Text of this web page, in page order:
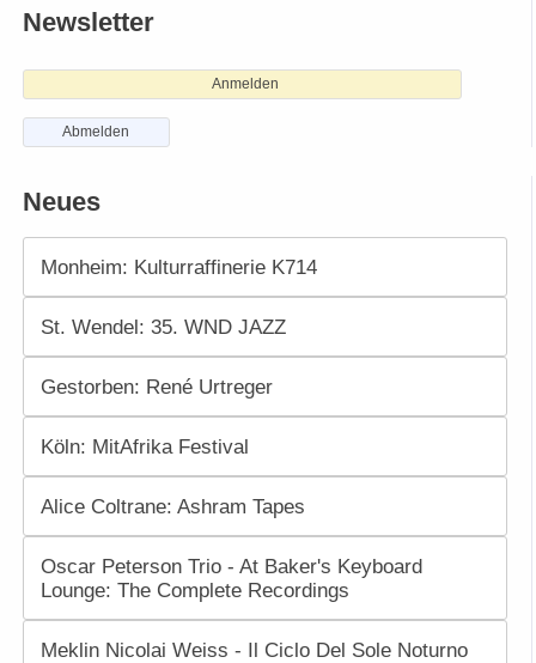
Newsletter
Anmelden
Abmelden
Neues
Monheim: Kulturraffinerie K714
St. Wendel: 35. WND JAZZ
Gestorben: René Urtreger
Köln: MitAfrika Festival
Alice Coltrane: Ashram Tapes
Oscar Peterson Trio - At Baker's Keyboard
Lounge: The Complete Recordings
Meklin Nicolai Weiss - Il Ciclo Del Sole Noturno